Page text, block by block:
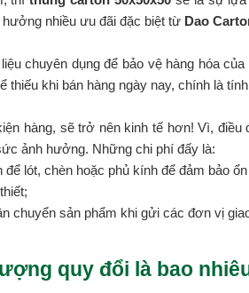
nhiều ưu đãi đặc biệt từ Dao
chuyên dụng để bảo vệ hàng hóa
thiếu khi bán hàng ngày nay, chính là
hàng, sẽ trở nên kinh tế hơn! Vì,
ảnh hưởng. Những chi phí đấy là:
lót, chèn hoặc phủ kính để đảm bảo
chuyển sản phẩm khi gửi các đơn vị
quy đổi là bao